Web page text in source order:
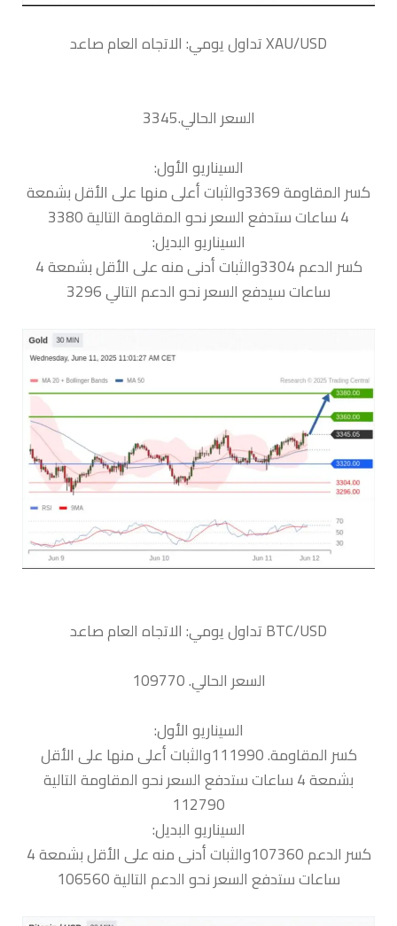
السعر الحالي.3345
السيناريو الأول:
كسر المقاومة 3369والثبات أعلى منها على الأقل بشمعة
4 ساعات ستدفع السعر نحو المقاومة التالية 3380
السيناريو البديل:
كسر الدعم 3304والثبات أدنى منه على الأقل بشمعة 4
ساعات سيدفع السعر نحو الدعم التالي 3296
السعر الحالي. 109770
السيناريو الأول:
كسر المقاومة. 111990والثبات أعلى منها على الأقل
بشمعة 4 ساعات ستدفع السعر نحو المقاومة التالية
112790
السيناريو البديل:
كسر الدعم 107360والثبات أدنى منه على الأقل بشمعة 4
ساعات ستدفع السعر نحو الدعم التالية 106560